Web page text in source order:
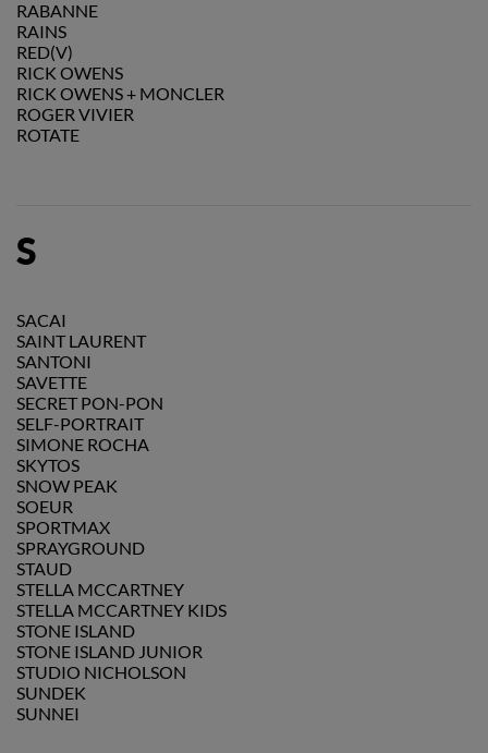
RABANNE
RAINS
RED(V)
RICK OWENS
RICK OWENS + MONCLER
ROGER VIVIER
ROTATE
S
SACAI
SAINT LAURENT
SANTONI
SAVETTE
SECRET PON-PON
SELF-PORTRAIT
SIMONE ROCHA
SKYTOS
SNOW PEAK
SOEUR
SPORTMAX
SPRAYGROUND
STAUD
STELLA MCCARTNEY
STELLA MCCARTNEY KIDS
STONE ISLAND
STONE ISLAND JUNIOR
STUDIO NICHOLSON
SUNDEK
SUNNEI